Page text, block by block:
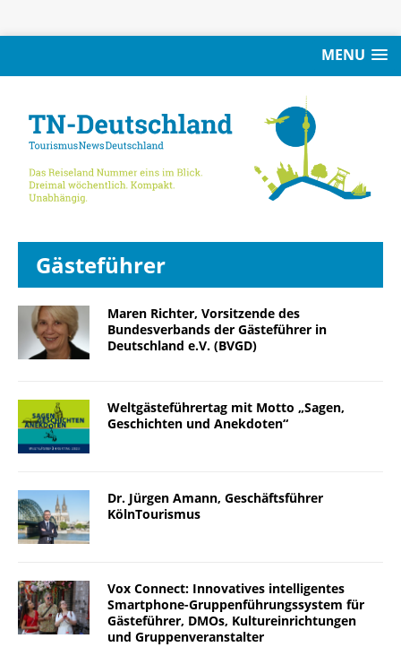
MENU
Gästeführer
Maren Richter, Vorsitzende des
Bundesverbands der Gästeführer in
Deutschland e.V. (BVGD)
Weltgästeführertag mit Motto „Sagen,
Geschichten und Anekdoten“
Dr. Jürgen Amann, Geschäftsführer
KölnTourismus
Vox Connect: Innovatives intelligentes
Smartphone-Gruppenführungssystem für
Gästeführer, DMOs, Kultureinrichtungen
und Gruppenveranstalter